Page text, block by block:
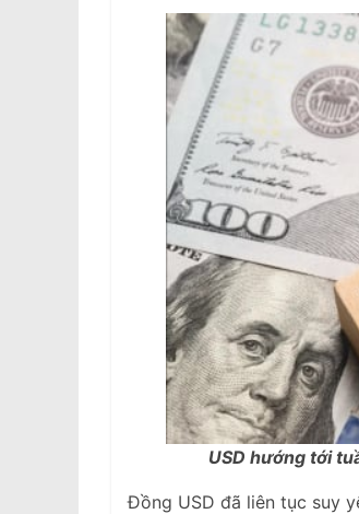
USD hướng tới
Đồng USD đã liên tục suy